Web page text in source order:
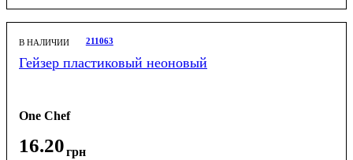
В НАЛИЧИИ 211063
Гейзер пластиковый неоновый
One Chef
16.20грн